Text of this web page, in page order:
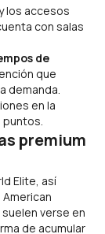
los accesos
con salas
de
que
demanda.
en la
puntos.
premium
Elite, así
verse en
de acumular